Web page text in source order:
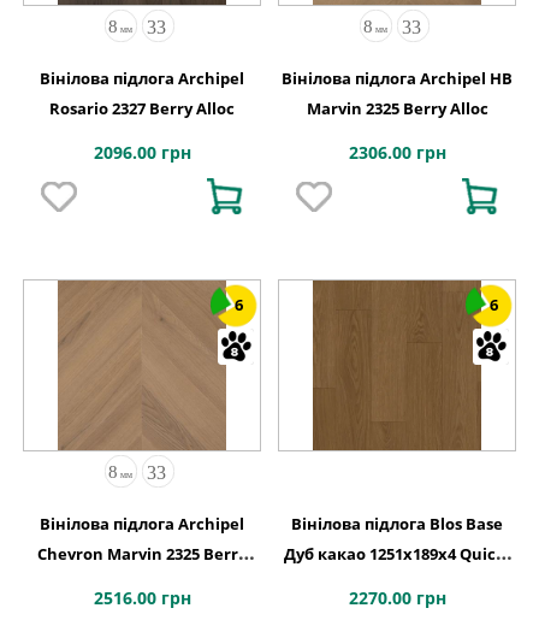
Вінілова підлога Archipel
Rosario 2327 Berry Alloc
2096.00 грн
Вінілова підлога Archipel HB
Marvin 2325 Berry Alloc
2306.00 грн
6
Вінілова підлога Archipel
Chevron Marvin 2325 Berry
2516.00 грн
6
Вінілова підлога Blos Base
Дуб какао 1251х189x4 Quick-
2270.00 грн